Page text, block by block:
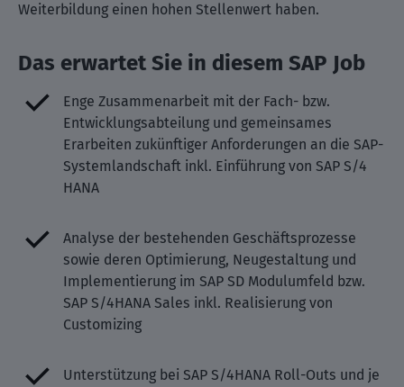
Weiterbildung einen hohen Stellenwert haben.
Das erwartet Sie in diesem SAP Job
Enge Zusammenarbeit mit der Fach- bzw.
Entwicklungsabteilung und gemeinsames
Erarbeiten zukünftiger Anforderungen an die SAP-
Systemlandschaft inkl. Einführung von SAP S/4
HANA
Analyse der bestehenden Geschäftsprozesse
sowie deren Optimierung, Neugestaltung und
Implementierung im SAP SD Modulumfeld bzw.
SAP S/4HANA Sales inkl. Realisierung von
Customizing
Unterstützung bei SAP S/4HANA Roll-Outs und je